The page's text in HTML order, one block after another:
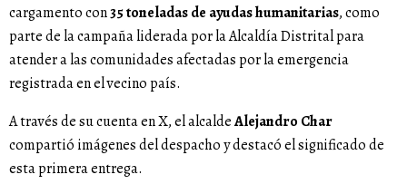
cargamento con35 toneladas de ayudas humanitarias, como
parte de la campaña liderada por la Alcaldía Distrital para
atender a las comunidades afectadas por la emergencia
registrada en el vecino país.
A través de su cuenta en X, el alcaldeAlejandro Char
compartió imágenes del despacho y destacó el significado de
esta primera entrega.